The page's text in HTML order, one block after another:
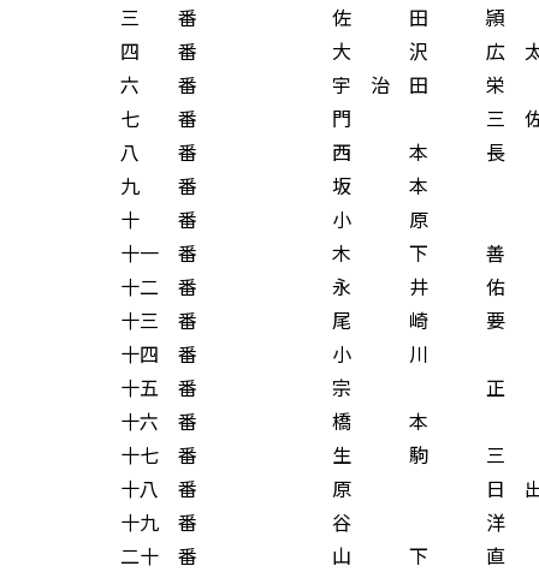
三 番 佐 田 頴
四 番 大 沢 広 太
六 番 宇 治 田 栄
七 番 門 三 佐
八 番 西 本 長
九 番 坂 本
十 番 小 原
十一 番 木 下 善
十二 番 永 井 佑
十三 番 尾 崎 要
十四 番 小 川
十五 番 宗 正
十六 番 橋 本
十七 番 生 駒 三
十八 番 原 日 出
十九 番 谷 洋
二十 番 山 下 直